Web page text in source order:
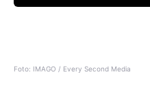
Foto: IMAGO / Every Second Media